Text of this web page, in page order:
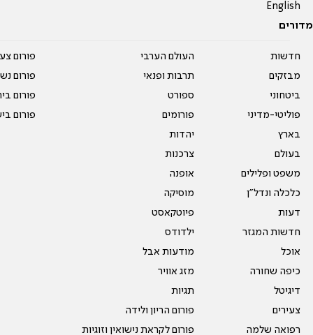
English
מדורים
חדשות
מבזקים
ביטחוני
פוליטי-מדיני
בארץ
בעולם
משפט ופלילים
כלכלה ונדל"ן
דעות
חדשות המגזר
אוכל
כיפה שחורה
דיגיטל
צעירים
רפואה שלמה
העולם הערבי
תרבות ופנאי
ספורט
פורומים
יהדות
צרכנות
אופנה
מוסיקה
פיוטקאסט
ילדודס
מודעות אבל
מזג אוויר
תגיות
פורום הריון ולידה
פורום לקראת נישואין וזוגיות
פורום
פורום
פורום
פורום